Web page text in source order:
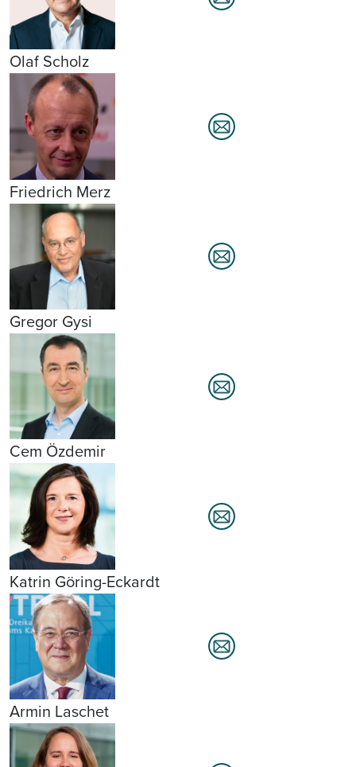
Olaf Scholz
Friedrich Merz
Gregor Gysi
Cem Özdemir
Katrin Göring-Eckardt
Armin Laschet